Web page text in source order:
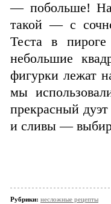
— побольше!
такой — с
Теста в
небольшие
фигурки лежат
мы
прекрасный
и сливы —
Рубрики: несложные рецепты